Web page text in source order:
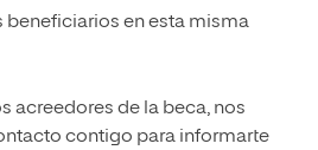
beneficiarios en esta misma
acreedores de la beca, nos
contigo para informarte